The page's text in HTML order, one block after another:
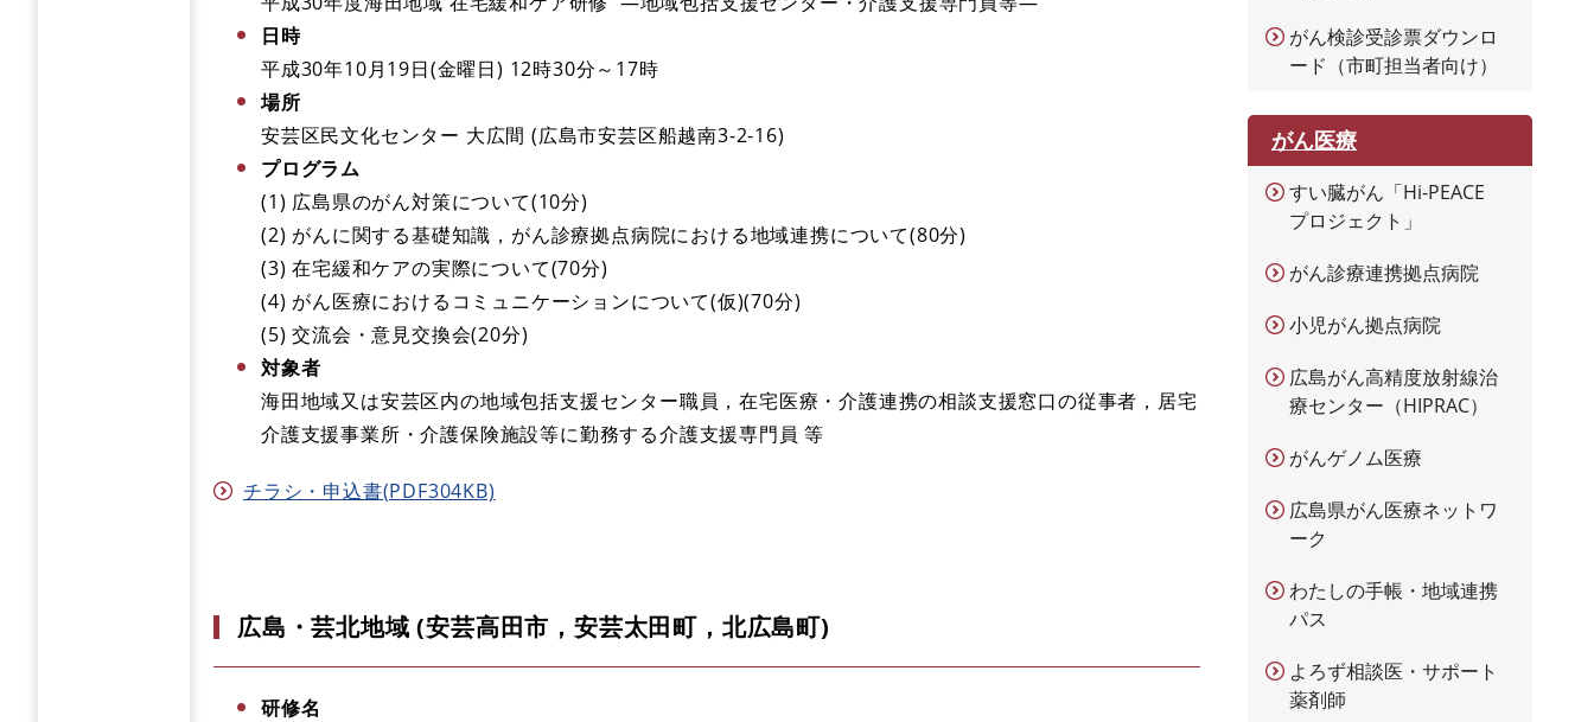
日時
平成30年10月19日(金曜日) 12時30分～17時
場所
安芸区民文化センター 大広間 (広島市安芸区船越南3-2-16)
プログラム
(1) 広島県のがん対策について(10分)
(2) がんに関する基礎知識，がん診療拠点病院における地域連携について(80分)
(3) 在宅緩和ケアの実際について(70分)
(4) がん医療におけるコミュニケーションについて(仮)(70分)
(5) 交流会・意見交換会(20分)
対象者
海田地域又は安芸区内の地域包括支援センター職員，在宅医療・介護連携の相談支援窓口の従事者，居宅
介護支援事業所・介護保険施設等に勤務する介護支援専門員 等
チラシ・申込書(PDF304KB)
広島・芸北地域 (安芸高田市，安芸太田町，北広島町)
研修名
がん検診受診票ダウンロ
ード（市町担当者向け）
がん医療
すい臓がん「Hi-PEACE
プロジェクト」
がん診療連携拠点病院
小児がん拠点病院
広島がん高精度放射線治
療センター（HIPRAC）
がんゲノム医療
広島県がん医療ネットワ
ーク
わたしの手帳・地域連携
パス
よろず相談医・サポート
薬剤師